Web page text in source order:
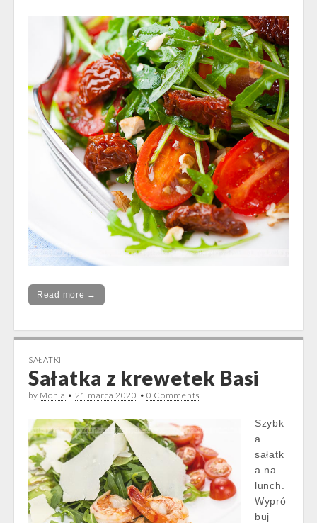
Read more →
SAŁATKI
Sałatka z krewetek Basi
by Monia • 21 marca 2020 • 0 Comments
Szybk
a
sałatk
a na
lunch.
Wypró
buj